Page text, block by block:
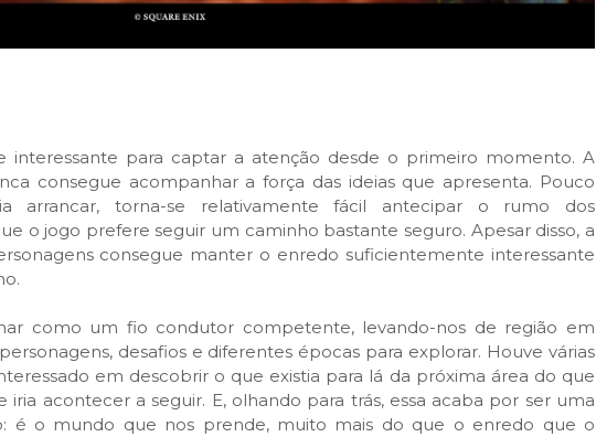
interessante para captar a atenção desde o primeiro momento. A
consegue acompanhar a força das ideias que apresenta. Pouco
arrancar, torna-se relativamente fácil antecipar o rumo dos
o jogo prefere seguir um caminho bastante seguro. Apesar disso, a
consegue manter o enredo suficientemente interessante
como um fio condutor competente, levando-nos de região em
desafios e diferentes épocas para explorar. Houve várias
em descobrir o que existia para lá da próxima área do que
acontecer a seguir. E, olhando para trás, essa acaba por ser uma
é o mundo que nos prende, muito mais do que o enredo que o